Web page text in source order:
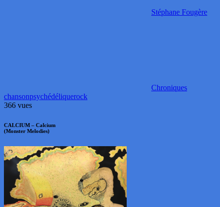
Stéphane Fougère
Chroniques
chansonpsychédéliquerock
366 vues
CALCIUM – Calcium
(Monster Melodies)